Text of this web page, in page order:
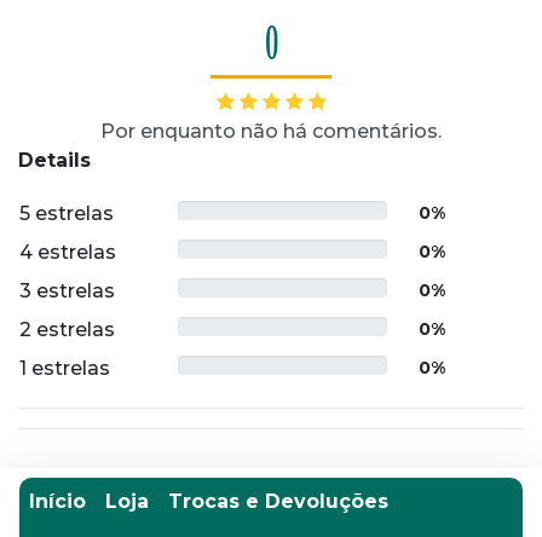
0
Por enquanto não há comentários.
Details
5 estrelas 0%
4 estrelas 0%
3 estrelas 0%
2 estrelas 0%
1 estrelas 0%
Início Loja Trocas e Devoluções